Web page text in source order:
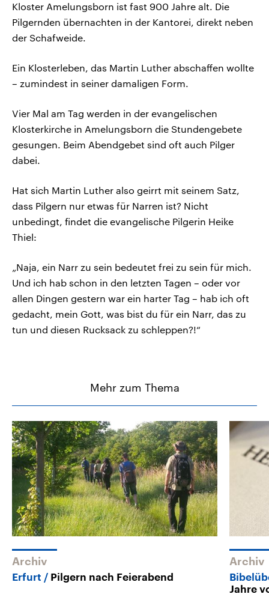
Kloster Amelungsborn ist fast 900 Jahre alt. Die
Pilgernden übernachten in der Kantorei, direkt neben
der Schafweide.
Ein Klosterleben, das Martin Luther abschaffen wollte
– zumindest in seiner damaligen Form.
Vier Mal am Tag werden in der evangelischen
Klosterkirche in Amelungsborn die Stundengebete
gesungen. Beim Abendgebet sind oft auch Pilger
dabei.
Hat sich Martin Luther also geirrt mit seinem Satz,
dass Pilgern nur etwas für Narren ist? Nicht
unbedingt, findet die evangelische Pilgerin Heike
Thiel:
„Naja, ein Narr zu sein bedeutet frei zu sein für mich.
Und ich hab schon in den letzten Tagen – oder vor
allen Dingen gestern war ein harter Tag – hab ich oft
gedacht, mein Gott, was bist du für ein Narr, das zu
tun und diesen Rucksack zu schleppen?!“
Mehr zum Thema
Archiv
Erfurt Pilgern nach Feierabend
Archiv
Jahre